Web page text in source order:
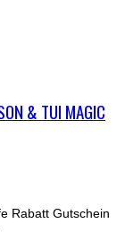
& TUI MAGIC
Rabatt Gutschein